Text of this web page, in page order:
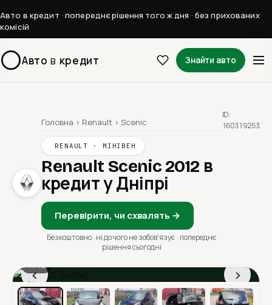
Авто в кредит · попереднє рішення того ж дня · без прихованих
комісій
Авто в кредит Знайти авто
Головна › Renault › Scenic
RENAULT · МІНІВЕН
Renault Scenic 2012 в
кредит у Дніпрі
Перевірити, чи схвалять →
Безкоштовно · ні до чого не зобовʼязує · попереднє
рішення сьогодні
ID:
160319253
‹ ›
1 / 13
Ціна в місяць